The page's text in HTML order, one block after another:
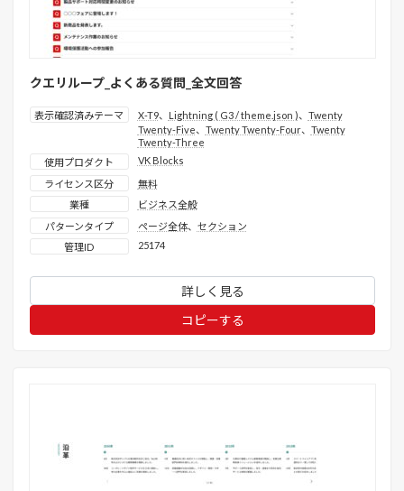
クエリループ_よくある質問_全文回答
表示確認済みテーマ X-T9、 Lightning ( G3 / theme.json )、 Twenty
Twenty-Five、 Twenty Twenty-Four、 Twenty
Twenty-Three
使用プロダクト
VK Blocks
ライセンス区分
無料
業種
ビジネス全般
パターンタイプ
ページ全体、 セクション
管理ID
25174
詳しく見る
コピーする